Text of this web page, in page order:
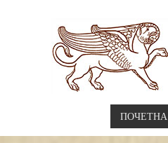
ПОЧЕТНА